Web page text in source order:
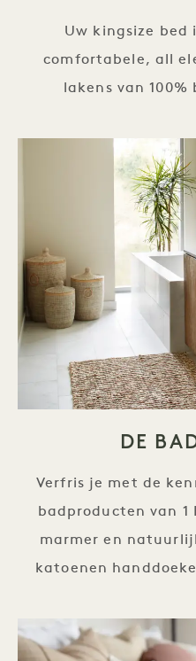
Uw kingsize bed
comfortabele, all
lakens van
DE
Verfris je met de
badproducten van 1
marmer en
katoenen